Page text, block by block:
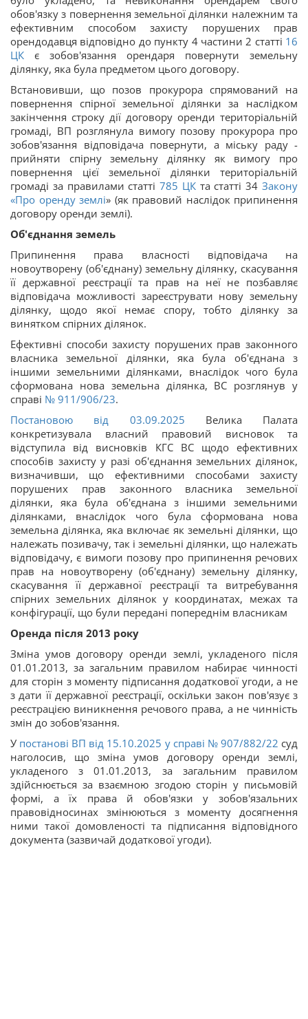
обов'язку з повернення земельної ділянки належним та
ефективним способом захисту порушених прав
орендодавця відповідно до пункту 4 частини 2 статті 16
ЦК є зобов'язання орендаря повернути земельну
ділянку, яка була предметом цього договору.
Встановивши, що позов прокурора спрямований на
повернення спірної земельної ділянки за наслідком
закінчення строку дії договору оренди територіальній
громаді, ВП розглянула вимогу позову прокурора про
зобов'язання відповідача повернути, а міську раду -
прийняти спірну земельну ділянку як вимогу про
повернення цієї земельної ділянки територіальній
громаді за правилами статті 785 ЦКта статті 34Закону
«Про оренду землі» (як правовий наслідок припинення
договору оренди землі).
Об'єднання земель
Припинення права власності відповідача на
новоутворену (об'єднану) земельну ділянку, скасування
її державної реєстрації та прав на неї не позбавляє
відповідача можливості зареєструвати нову земельну
ділянку, щодо якої немає спору, тобто ділянку за
винятком спірних ділянок.
Ефективні способи захисту порушених прав законного
власника земельної ділянки, яка була об'єднана з
іншими земельними ділянками, внаслідок чого була
сформована нова земельна ділянка, ВС розглянув у
справі № 911/906/23.
Постановою від 03.09.2025 Велика Палата
конкретизувала власний правовий висновок та
відступила від висновків КГС ВС щодо ефективних
способів захисту у разі об'єднання земельних ділянок,
визначивши, що ефективними способами захисту
порушених прав законного власника земельної
ділянки, яка була об'єднана з іншими земельними
ділянками, внаслідок чого була сформована нова
земельна ділянка, яка включає як земельні ділянки, що
належать позивачу, так і земельні ділянки, що належать
відповідачу, є вимоги позову про припинення речових
прав на новоутворену (об'єднану) земельну ділянку,
скасування її державної реєстрації та витребування
спірних земельних ділянок у координатах, межах та
конфігурації, що були передані попереднім власникам
Оренда після 2013 року
Зміна умов договору оренди землі, укладеного після
01.01.2013, за загальним правилом набирає чинності
для сторін з моменту підписання додаткової угоди, а не
з дати її державної реєстрації, оскільки закон пов'язує з
реєстрацією виникнення речового права, а не чинність
змін до зобов'язання.
У постанові ВП від 15.10.2025 у справі № 907/882/22 суд
наголосив, що зміна умов договору оренди землі,
укладеного з 01.01.2013, за загальним правилом
здійснюється за взаємною згодою сторін у письмовій
формі, а їх права й обов'язки у зобов'язальних
правовідносинах змінюються з моменту досягнення
ними такої домовленості та підписання відповідного
документа (зазвичай додаткової угоди).